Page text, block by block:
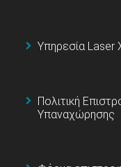
Υπηρεσία Laser
Πολιτική
Υπαναχώρησης